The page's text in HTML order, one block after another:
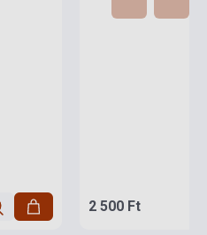
2 500 Ft